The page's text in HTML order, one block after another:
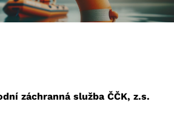
záchranná služba ČČK, z.s.